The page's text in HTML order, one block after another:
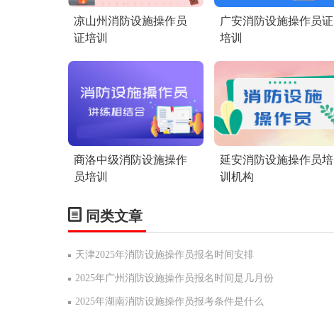
凉山州消防设施操作员
证培训
广安消防设施操作员证
培训
商洛中级消防设施操作
员培训
延安消防设施操作员培
训机构
同类文章
天津2025年消防设施操作员报名时间安排
2025年广州消防设施操作员报名时间是几月份
2025年湖南消防设施操作员报考条件是什么